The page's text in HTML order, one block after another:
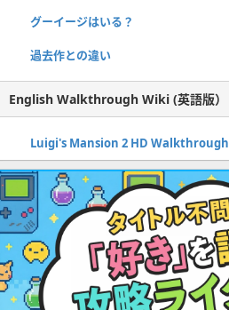
グーイージはいる？
過去作との違い
English Walkthrough Wiki (英語版）
Luigi's Mansion 2 HD Walkthrough